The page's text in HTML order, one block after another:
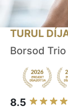
TURUL
Borsod
8.5